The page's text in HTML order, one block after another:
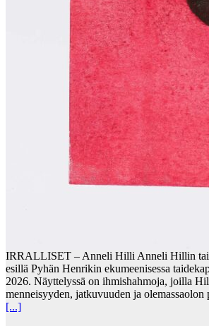
IRRALLISET – Anneli Hilli Anneli Hillin
esillä Pyhän Henrikin ekumeenisessa
2026. Näyttelyssä on ihmishahmoja, joilla
menneisyyden, jatkuvuuden ja olemassaolon
[...]